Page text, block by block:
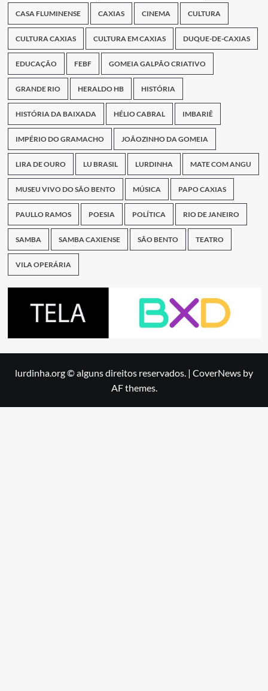
CASA FLUMINENSE CAXIAS CINEMA CULTURA
CULTURA CAXIAS CULTURA EM CAXIAS DUQUE-DE-CAXIAS
EDUCAÇÃO FEBF GOMEIA GALPÃO CRIATIVO
GRANDE RIO HERALDO HB HISTÓRIA
HISTÓRIA DA BAIXADA HÉLIO CABRAL IMBARIÊ
IMPÉRIO DO GRAMACHO JOÃOZINHO DA GOMEIA
LIRA DE OURO LU BRASIL LURDINHA MATE COM ANGU
MUSEU VIVO DO SÃO BENTO MÚSICA PAPO CAXIAS
PAULLO RAMOS POESIA POLÍTICA RIO DE JANEIRO
SAMBA SAMBA CAXIENSE SÃO BENTO TEATRO
VILA OPERÁRIA
lurdinha.org © alguns direitos reservados. | CoverNews by
AF themes.